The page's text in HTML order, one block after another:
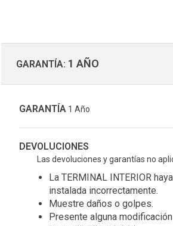
GARANTÍA: 1 AÑO
GARANTÍA 1 Año
DEVOLUCIONES
Las devoluciones y garantías no
La TERMINAL INTERIOR
instalada incorrectamente.
Muestre daños o golpes.
Presente alguna